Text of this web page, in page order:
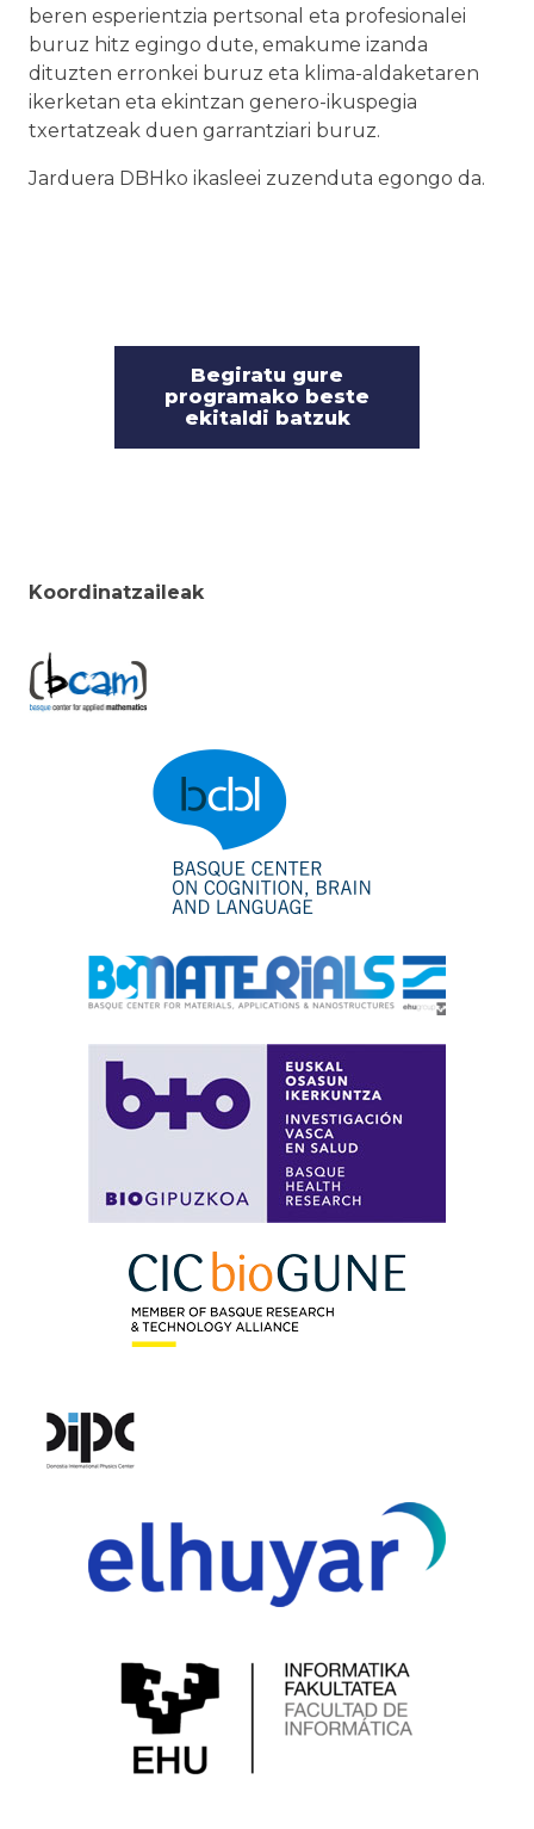
beren esperientzia pertsonal eta profesionalei
buruz hitz egingo dute, emakume izanda
dituzten erronkei buruz eta klima-aldaketaren
ikerketan eta ekintzan genero-ikuspegia
txertatzeak duen garrantziari buruz.
Jarduera DBHko ikasleei zuzenduta egongo da.
Begiratu gure
programako beste
ekitaldi batzuk
Koordinatzaileak